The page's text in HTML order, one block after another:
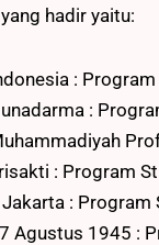
hadir yaitu:
:
:
: Program
: Program
Agustus 1945 :